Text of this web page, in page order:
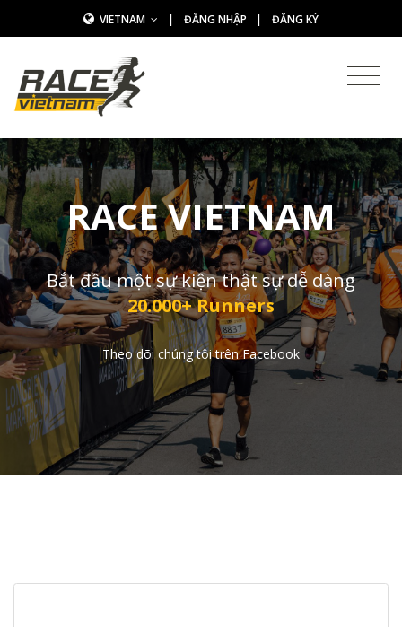
VIETNAM | ĐĂNG NHẬP | ĐĂNG KÝ
RACE VIETNAM
Bắt đầu một sự kiện thật sự dễ dàng
20.000+ Runners
Theo dõi chúng tôi trên Facebook